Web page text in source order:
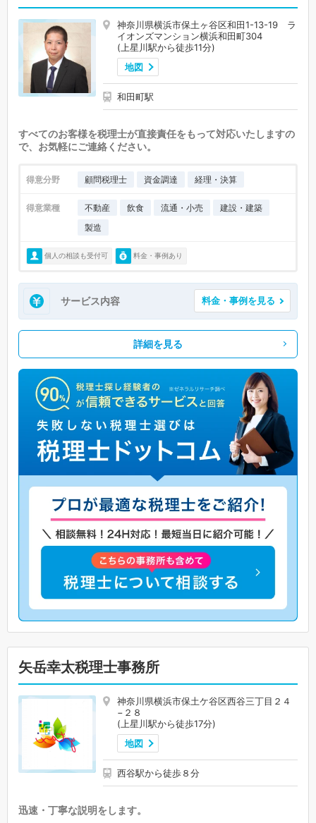
神奈川県横浜市保土ヶ谷区和田1-13-19 ラ
イオンズマンション横浜和田町304
(上星川駅から徒歩11分)
地図
和田町駅
すべてのお客様を税理士が直接責任をもって対応いたしますの
で、お気軽にご連絡ください。
得意分野 顧問税理士 資金調達 経理・決算
得意業種 不動産 飲食 流通・小売
建設・建築
製造
個人の相談も受付可 料金・事例あり
サービス内容 料金・事例を見る
詳細を見る
矢岳幸太税理士事務所
神奈川県横浜市保土ケ谷区西谷三丁目２４
−２８
(上星川駅から徒歩17分)
地図
西谷駅から徒歩８分
迅速・丁寧な説明をします。